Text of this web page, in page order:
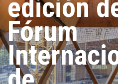
edición
Fórum